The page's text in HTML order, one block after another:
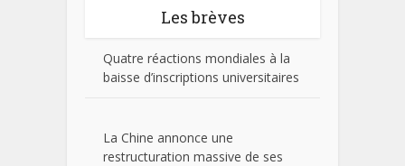
Les brèves
Quatre réactions mondiales à la
baisse d’inscriptions universitaires
La Chine annonce une
restructuration massive de ses